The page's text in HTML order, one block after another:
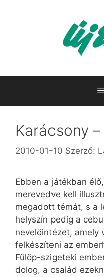
Karácsony
2010-01-10 Szerző:
Ebben a játékban
merevedve kell
megadott témát, s a
helyszín pedig a
nevelőintézet, amely
felkészíteni az
Fülöp-szigeteki
dolog, a család